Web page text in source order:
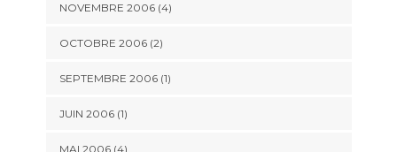
NOVEMBRE 2006 (4)
OCTOBRE 2006 (2)
SEPTEMBRE 2006 (1)
JUIN 2006 (1)
MAI 2006 (4)